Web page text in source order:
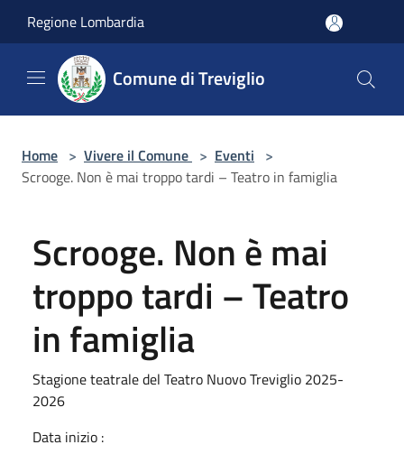
Regione Lombardia
Comune di Treviglio
Home > Vivere il Comune > Eventi >
Scrooge. Non è mai troppo tardi – Teatro in famiglia
Scrooge. Non è mai
troppo tardi – Teatro
in famiglia
Stagione teatrale del Teatro Nuovo Treviglio 2025-
2026
Data inizio :